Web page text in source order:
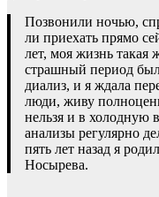
Позвонили ночью,
ли приехать прямо
лет, моя жизнь такая
страшный период
диализ, и я ждала
люди, живу
нельзя и в холодную
анализы регулярно
пять лет назад я
Носырева.